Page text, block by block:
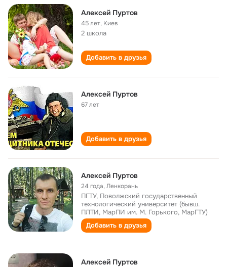
Алексей Пуртов
45 лет, Киев
2 школа
Добавить в друзья
Алексей Пуртов
67 лет
Добавить в друзья
Алексей Пуртов
24 года,Ленкорань
ПГТУ, Поволжский государственный
технологический университет (бывш.
ПЛТИ, МарПИ им. М. Горького, МарГТУ)
Добавить в друзья
Алексей Пуртов